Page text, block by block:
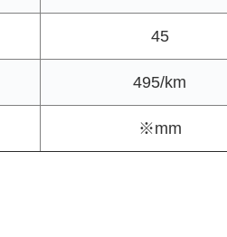
45
495/km
※mm